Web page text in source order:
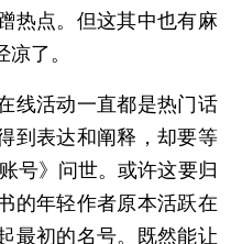
热点。但这其中也有麻
了。
活动一直都是热门话
到表达和阐释，却要等
号》问世。或许这要归
的年轻作者原本活跃在
最初的名号。既然能让